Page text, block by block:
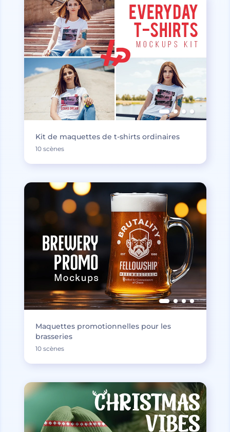
Kit de maquettes de t-shirts ordinaires
10 scènes
Maquettes promotionnelles pour les
brasseries
10 scènes